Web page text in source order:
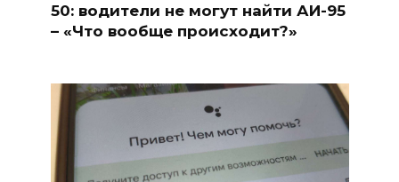
50: водители не могут найти АИ-95
– «Что вообще происходит?»